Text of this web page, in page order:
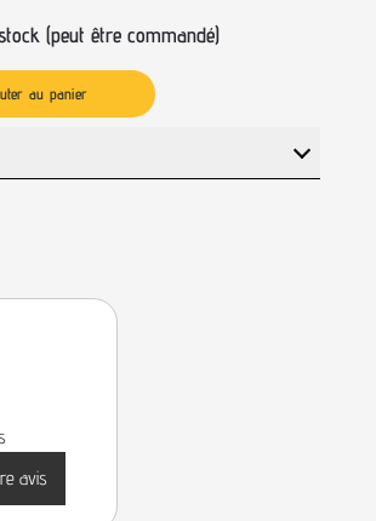
(peut être commandé)
au panier
avis